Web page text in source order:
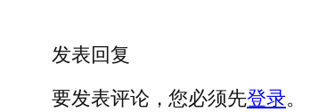
发表回复
要发表评论，您必须先登录。